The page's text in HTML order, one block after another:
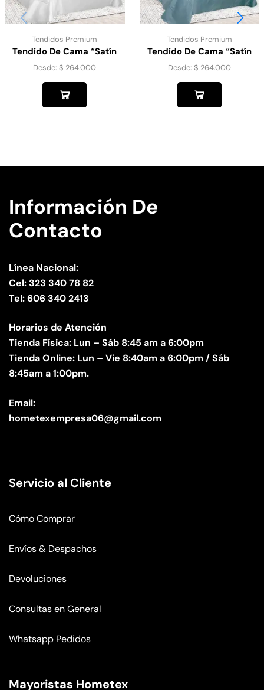
Tendidos Premium
Tendido De Cama “Satín
Gold” Blanco
Desde:$ 264.000
Tendidos Premium
Tendido De Cama “Satín
Gold” Azul Claro
Desde: $ 264.000
Información De
Contacto
Línea Nacional:
Cel: 323 340 78 82
Tel: 606 340 2413
Horarios de Atención
Tienda Física: Lun – Sáb 8:45 am a 6:00pm
Tienda Online: Lun – Vie 8:40am a 6:00pm / Sáb
8:45am a 1:00pm.
Email:
hometexempresa06@gmail.com
Servicio al Cliente
Cómo Comprar
Envíos & Despachos
Devoluciones
Consultas en General
Whatsapp Pedidos
Mayoristas Hometex